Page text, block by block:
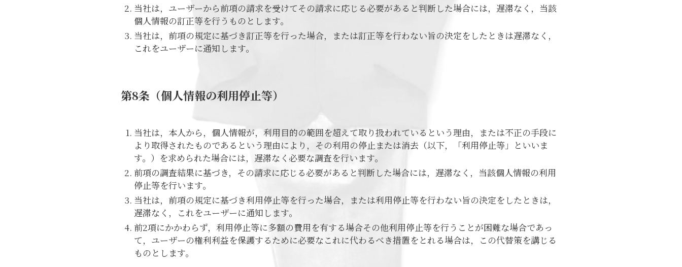
当社は，ユーザーから前項の請求を受けてその請求に応じる必要があると判断した場合には，遅滞なく，当該
個人情報の訂正等を行うものとします。
当社は，前項の規定に基づき訂正等を行った場合，または訂正等を行わない旨の決定をしたときは遅滞なく，
これをユーザーに通知します。
第8条（個人情報の利用停止等）
当社は，本人から，個人情報が，利用目的の範囲を超えて取り扱われているという理由，または不正の手段に
より取得されたものであるという理由により，その利用の停止または消去（以下，「利用停止等」といいま
す。）を求められた場合には，遅滞なく必要な調査を行います。
前項の調査結果に基づき，その請求に応じる必要があると判断した場合には，遅滞なく，当該個人情報の利用
停止等を行います。
当社は，前項の規定に基づき利用停止等を行った場合，または利用停止等を行わない旨の決定をしたときは，
遅滞なく，これをユーザーに通知します。
前2項にかかわらず，利用停止等に多額の費用を有する場合その他利用停止等を行うことが困難な場合であっ
て，ユーザーの権利利益を保護するために必要なこれに代わるべき措置をとれる場合は，この代替策を講じる
ものとします。